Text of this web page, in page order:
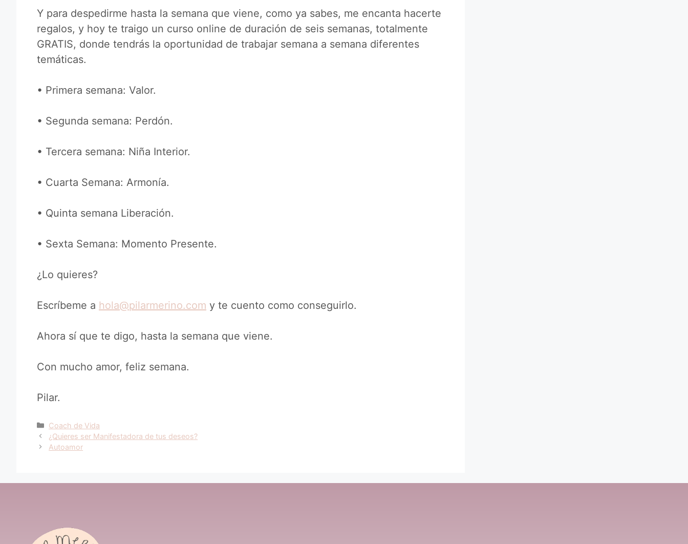
Y para despedirme hasta la semana que viene, como ya sabes, me encanta hacerte
regalos, y hoy te traigo un curso online de duración de seis semanas, totalmente
GRATIS, donde tendrás la oportunidad de trabajar semana a semana diferentes
temáticas.
• Primera semana: Valor.
• Segunda semana: Perdón.
• Tercera semana: Niña Interior.
• Cuarta Semana: Armonía.
• Quinta semana Liberación.
• Sexta Semana: Momento Presente.
¿Lo quieres?
Escríbeme a hola@pilarmerino.com y te cuento como conseguirlo.
Ahora sí que te digo, hasta la semana que viene.
Con mucho amor, feliz semana.
Pilar.
Categorías
Coach de Vida
¿Quieres ser Manifestadora de tus deseos?
Autoamor